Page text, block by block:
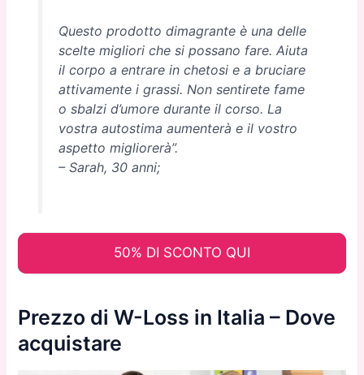
Questo prodotto dimagrante è una delle
scelte migliori che si possano fare. Aiuta
il corpo a entrare in chetosi e a bruciare
attivamente i grassi. Non sentirete fame
o sbalzi d’umore durante il corso. La
vostra autostima aumenterà e il vostro
aspetto migliorerà”.
– Sarah, 30 anni;
50% DI SCONTO QUI
Prezzo di W-Loss in Italia – Dove
acquistare